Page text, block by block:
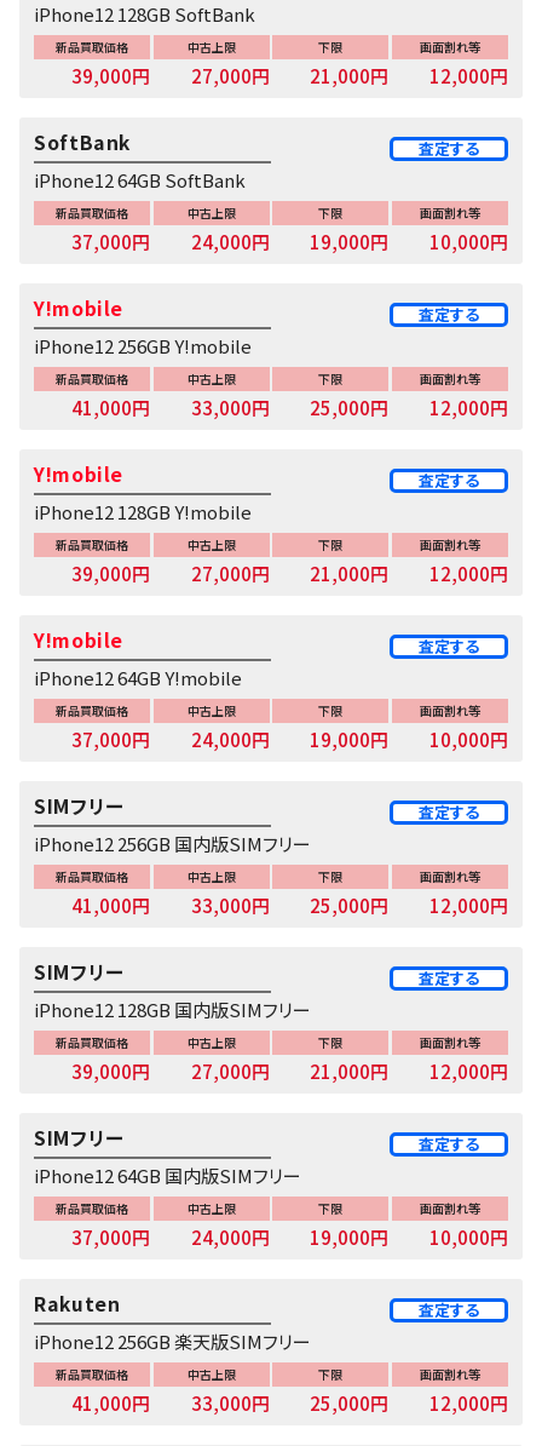
iPhone12 128GB SoftBank
新品買取価格
39,000円
中古上限
27,000円
下限
21,000円
画面割れ等
12,000円
iPhone12 64GB SoftBank
SoftBank 査定する
新品買取価格
37,000円
中古上限
24,000円
下限
19,000円
画面割れ等
10,000円
iPhone12 256GB Y!mobile
Y!mobile 査定する
新品買取価格
41,000円
中古上限
33,000円
下限
25,000円
画面割れ等
12,000円
iPhone12 128GB Y!mobile
Y!mobile 査定する
新品買取価格
39,000円
中古上限
27,000円
下限
21,000円
画面割れ等
12,000円
iPhone12 64GB Y!mobile
Y!mobile 査定する
新品買取価格
37,000円
中古上限
24,000円
下限
19,000円
画面割れ等
10,000円
iPhone12 256GB 国内版SIMフリー
SIMフリー 査定する
新品買取価格
41,000円
中古上限
33,000円
下限
25,000円
画面割れ等
12,000円
iPhone12 128GB 国内版SIMフリー
SIMフリー 査定する
新品買取価格
39,000円
中古上限
27,000円
下限
21,000円
画面割れ等
12,000円
iPhone12 64GB 国内版SIMフリー
SIMフリー 査定する
新品買取価格
37,000円
中古上限
24,000円
下限
19,000円
画面割れ等
10,000円
iPhone12 256GB 楽天版SIMフリー
Rakuten 査定する
新品買取価格
41,000円
中古上限
33,000円
下限
25,000円
画面割れ等
12,000円